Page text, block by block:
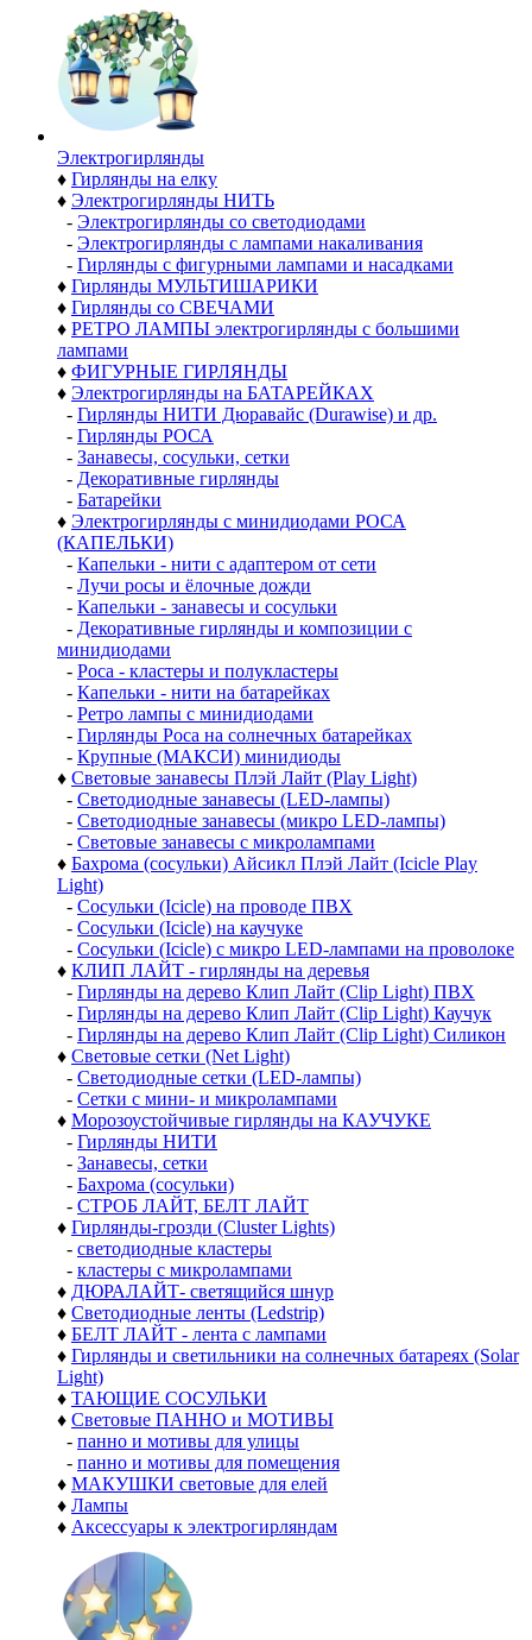
Электро­гирлянды
♦ Гирлянды на елку
♦ Электрогирлянды НИТЬ
- Электрогирлянды со светодиодами
- Электрогирлянды с лампами накаливания
- Гирлянды с фигурными лампами и насадками
♦ Гирлянды МУЛЬТИШАРИКИ
♦ Гирлянды со СВЕЧАМИ
♦ РЕТРО ЛАМПЫ электрогирлянды с большими
лампами
♦ ФИГУРНЫЕ ГИРЛЯНДЫ
♦ Электрогирлянды на БАТАРЕЙКАХ
- Гирлянды НИТИ Дюравайс (Durawise) и др.
- Гирлянды РОСА
- Занавесы, сосульки, сетки
- Декоративные гирлянды
- Батарейки
♦ Электрогирлянды с минидиодами РОСА
(КАПЕЛЬКИ)
- Капельки - нити с адаптером от сети
- Лучи росы и ёлочные дожди
- Капельки - занавесы и сосульки
- Декоративные гирлянды и композиции с
минидиодами
- Роса - кластеры и полукластеры
- Капельки - нити на батарейках
- Ретро лампы с минидиодами
- Гирлянды Роса на солнечных батарейках
- Крупные (МАКСИ) минидиоды
♦ Световые занавесы Плэй Лайт (Play Light)
- Светодиодные занавесы (LED-лампы)
- Светодиодные занавесы (микро LED-лампы)
- Световые занавесы с микролампами
♦ Бахрома (сосульки) Айсикл Плэй Лайт (Icicle Play
Light)
- Сосульки (Icicle) на проводе ПВХ
- Сосульки (Icicle) на каучуке
- Сосульки (Icicle) с микро LED-лампами на проволоке
♦ КЛИП ЛАЙТ - гирлянды на деревья
- Гирлянды на дерево Клип Лайт (Clip Light) ПВХ
- Гирлянды на дерево Клип Лайт (Clip Light) Каучук
- Гирлянды на дерево Клип Лайт (Clip Light) Силикон
♦ Световые сетки (Net Light)
- Светодиодные сетки (LED-лампы)
- Сетки с мини- и микролампами
♦ Морозоустойчивые гирлянды на КАУЧУКЕ
- Гирлянды НИТИ
- Занавесы, сетки
- Бахрома (сосульки)
- СТРОБ ЛАЙТ, БЕЛТ ЛАЙТ
♦ Гирлянды-грозди (Cluster Lights)
- светодиодные кластеры
- кластеры с микролампами
♦ ДЮРАЛАЙТ- светящийся шнур
♦ Светодиодные ленты (Ledstrip)
♦ БЕЛТ ЛАЙТ - лента с лампами
♦ Гирлянды и светильники на солнечных батареях (Solar
Light)
♦ ТАЮЩИЕ СОСУЛЬКИ
♦ Световые ПАННО и МОТИВЫ
- панно и мотивы для улицы
- панно и мотивы для помещения
♦ МАКУШКИ световые для елей
♦ Лампы
♦ Аксессуары к электрогирляндам